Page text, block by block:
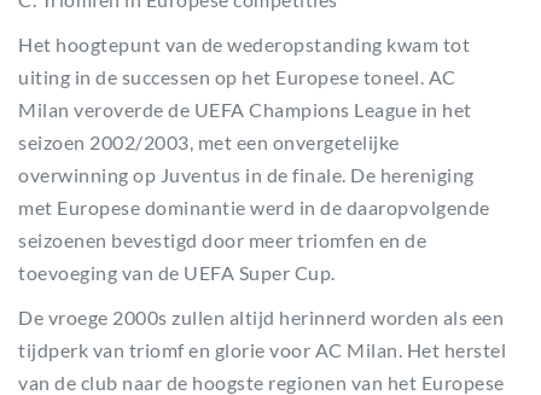
Het hoogtepunt van de wederopstanding kwam tot
uiting in de successen op het Europese toneel. AC
Milan veroverde de UEFA Champions League in het
seizoen 2002/2003, met een onvergetelijke
overwinning op Juventus in de finale. De hereniging
met Europese dominantie werd in de daaropvolgende
seizoenen bevestigd door meer triomfen en de
toevoeging van de UEFA Super Cup.
De vroege 2000s zullen altijd herinnerd worden als een
tijdperk van triomf en glorie voor AC Milan. Het herstel
van de club naar de hoogste regionen van het Europese